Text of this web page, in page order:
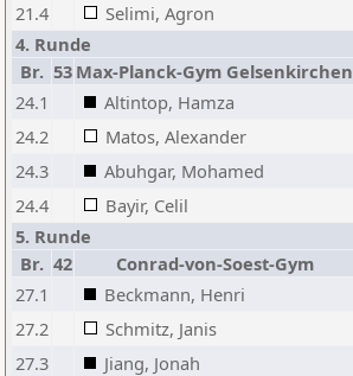
21.4
Selimi, Agron
4. Runde
Br. 53 Max-Planck-Gym Gelsenkirchen
24.1
Altintop, Hamza
24.2
Matos, Alexander
24.3
Abuhgar, Mohamed
24.4
Bayir, Celil
5. Runde
Br. 42 Conrad-von-Soest-Gym
27.1
Beckmann, Henri
27.2
Schmitz, Janis
27.3
Jiang, Jonah